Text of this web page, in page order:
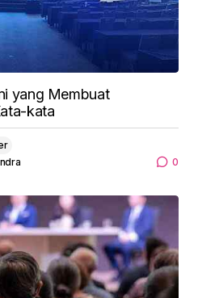
yang Membuat
kata
0